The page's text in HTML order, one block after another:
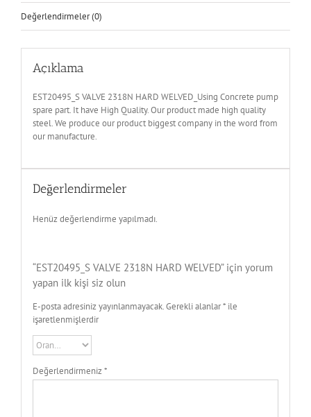
Değerlendirmeler (0)
Açıklama
EST20495_S VALVE 2318N HARD WELVED_Using Concrete pump
spare part. It have High Quality. Our product made high quality
steel. We produce our product biggest company in the word from
our manufacture.
Değerlendirmeler
Henüz değerlendirme yapılmadı.
“EST20495_S VALVE 2318N HARD WELVED” için yorum
yapan ilk kişi siz olun
E-posta adresiniz yayınlanmayacak. Gerekli alanlar*ile
işaretlenmişlerdir
Değerlendirmeniz*